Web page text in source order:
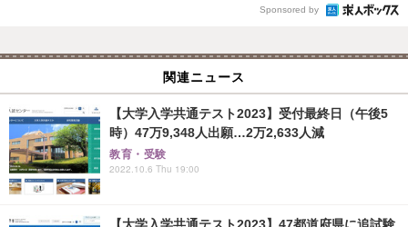
Sponsored by
関連ニュース
【大学入学共通テスト2023】受付最終日（午後5
時）47万9,348人出願…2万2,633人減
教育・受験
2022.10.6 Thu 19:00
【大学入学共通テスト2023】47都道府県に追試験